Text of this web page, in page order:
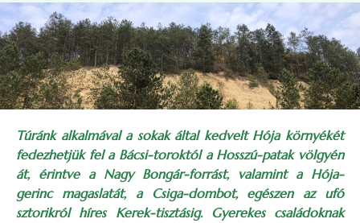
Túránk alkalmával a sokak által kedvelt Hója környékét
fedezhetjük fel a Bácsi-toroktól a Hosszú-patak völgyén
át, érintve a Nagy Bongár-forrást, valamint a Hója-
gerinc magaslatát, a Csiga-dombot, egészen az ufó
sztorikról híres Kerek-tisztásig. Gyerekes családoknak